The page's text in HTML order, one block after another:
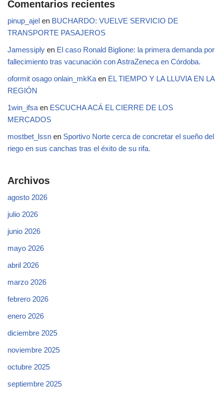
Comentarios recientes
pinup_ajel en BUCHARDO: VUELVE SERVICIO DE
TRANSPORTE PASAJEROS
Jamessiply en El caso Ronald Biglione: la primera demanda por
fallecimiento tras vacunación con AstraZeneca en Córdoba.
oformit osago onlain_mkKa en EL TIEMPO Y LA LLUVIA EN LA
REGIÓN
1win_ifsa en ESCUCHA ACÁ EL CIERRE DE LOS
MERCADOS
mostbet_lssn en Sportivo Norte cerca de concretar el sueño del
riego en sus canchas tras el éxito de su rifa.
Archivos
agosto 2026
julio 2026
junio 2026
mayo 2026
abril 2026
marzo 2026
febrero 2026
enero 2026
diciembre 2025
noviembre 2025
octubre 2025
septiembre 2025